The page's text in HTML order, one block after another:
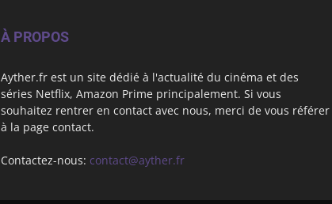
À PROPOS
Ayther.fr est un site dédié à l'actualité du cinéma et des
séries Netflix, Amazon Prime principalement. Si vous
souhaitez rentrer en contact avec nous, merci de vous référer
à la page contact.
Contactez-nous: contact@ayther.fr